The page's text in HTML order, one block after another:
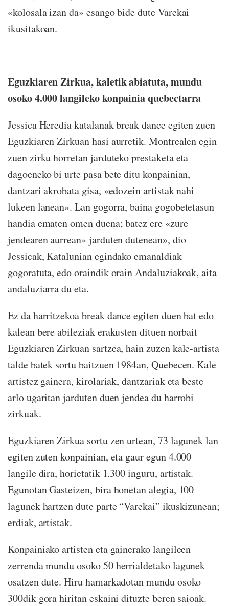
«kolosala izan da» esango bide dute Varekai
ikusitakoan.
Eguzkiaren Zirkua, kaletik abiatuta, mundu
osoko 4.000 langileko konpainia quebectarra
Jessica Heredia katalanak break dance egiten zuen
Eguzkiaren Zirkuan hasi aurretik. Montrealen egin
zuen zirku horretan jarduteko prestaketa eta
dagoeneko bi urte pasa bete ditu konpainian,
dantzari akrobata gisa, «edozein artistak nahi
lukeen lanean». Lan gogorra, baina gogobetetasun
handia ematen omen duena; batez ere «zure
jendearen aurrean» jarduten dutenean», dio
Jessicak, Katalunian egindako emanaldiak
gogoratuta, edo oraindik orain Andaluziakoak, aita
andaluziarra du eta.
Ez da harritzekoa break dance egiten duen bat edo
kalean bere abileziak erakusten dituen norbait
Eguzkiaren Zirkuan sartzea, hain zuzen kale-artista
talde batek sortu baitzuen 1984an, Quebecen. Kale
artistez gainera, kirolariak, dantzariak eta beste
arlo ugaritan jarduten duen jendea du harrobi
zirkuak.
Eguzkiaren Zirkua sortu zen urtean, 73 lagunek lan
egiten zuten konpainian, eta gaur egun 4.000
langile dira, horietatik 1.300 inguru, artistak.
Egunotan Gasteizen, bira honetan alegia, 100
lagunek hartzen dute parte “Varekai” ikuskizunean;
erdiak, artistak.
Konpainiako artisten eta gainerako langileen
zerrenda mundu osoko 50 herrialdetako lagunek
osatzen dute. Hiru hamarkadotan mundu osoko
300dik gora hiritan eskaini dituzte beren saioak.